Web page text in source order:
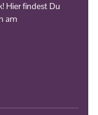
Hier findest Du
am